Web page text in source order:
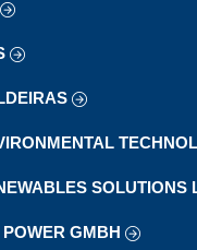
SOLUTIONS
GMBH